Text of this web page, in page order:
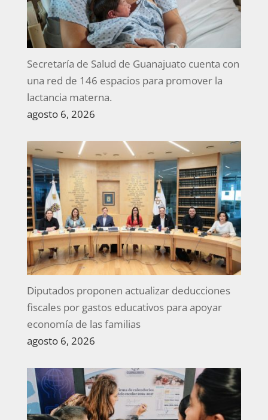
Secretaría de Salud de Guanajuato cuenta con
una red de 146 espacios para promover la
lactancia materna.
agosto 6, 2026
Diputados proponen actualizar deducciones
fiscales por gastos educativos para apoyar
economía de las familias
agosto 6, 2026